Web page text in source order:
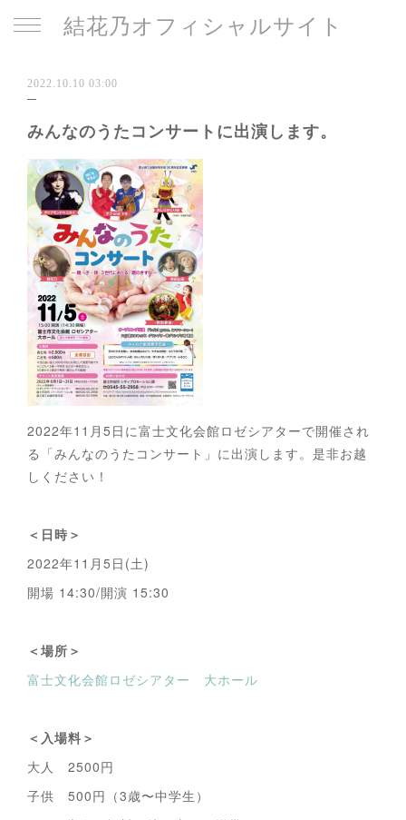
結花乃オフィシャルサイト
2022.10.10 03:00
みんなのうたコンサートに出演します。
2022年11月5日に富士文化会館ロゼシアターで開催され
る「みんなのうたコンサート」に出演します。是非お越
しください！
＜日時＞
2022年11月5日(土)
開場 14:30/開演 15:30
＜場所＞
富士文化会館ロゼシアター 大ホール
＜入場料＞
大人 2500円
子供 500円（3歳〜中学生）